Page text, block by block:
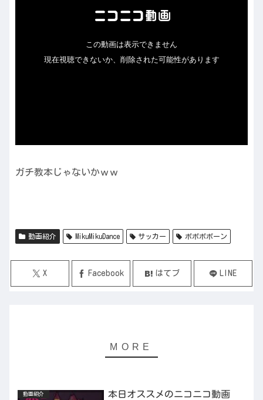
ガチ教本じゃないかｗｗ
動画紹介 MikuMikuDance サッカー ポポポポーン
X Facebook はてブ LINE
動画紹介
本日オススメのニコニコ動画